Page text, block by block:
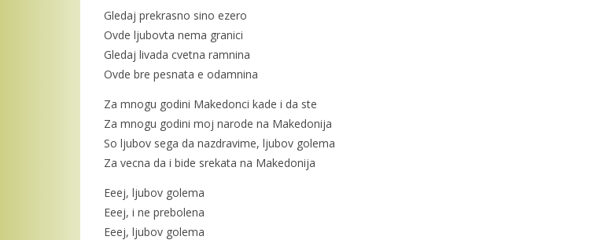
Gledaj prekrasno sino ezero
Ovde ljubovta nema granici
Gledaj livada cvetna ramnina
Ovde bre pesnata e odamnina
Za mnogu godini Makedonci kade i da ste
Za mnogu godini moj narode na Makedonija
So ljubov sega da nazdravime, ljubov golema
Za vecna da i bide srekata na Makedonija
Eeej, ljubov golema
Eeej, i ne prebolena
Eeej, ljubov golema